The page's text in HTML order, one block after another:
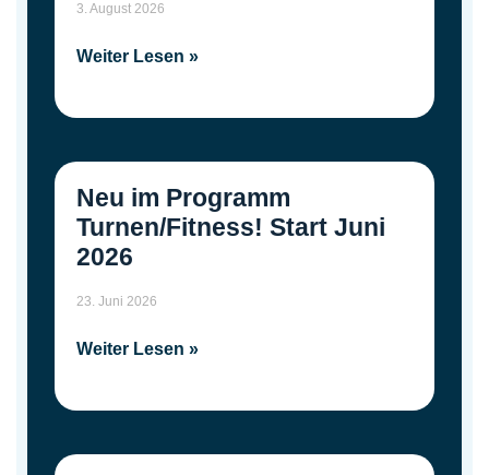
3. August 2026
Weiter Lesen »
Neu im Programm
Turnen/Fitness! Start Juni
2026
23. Juni 2026
Weiter Lesen »